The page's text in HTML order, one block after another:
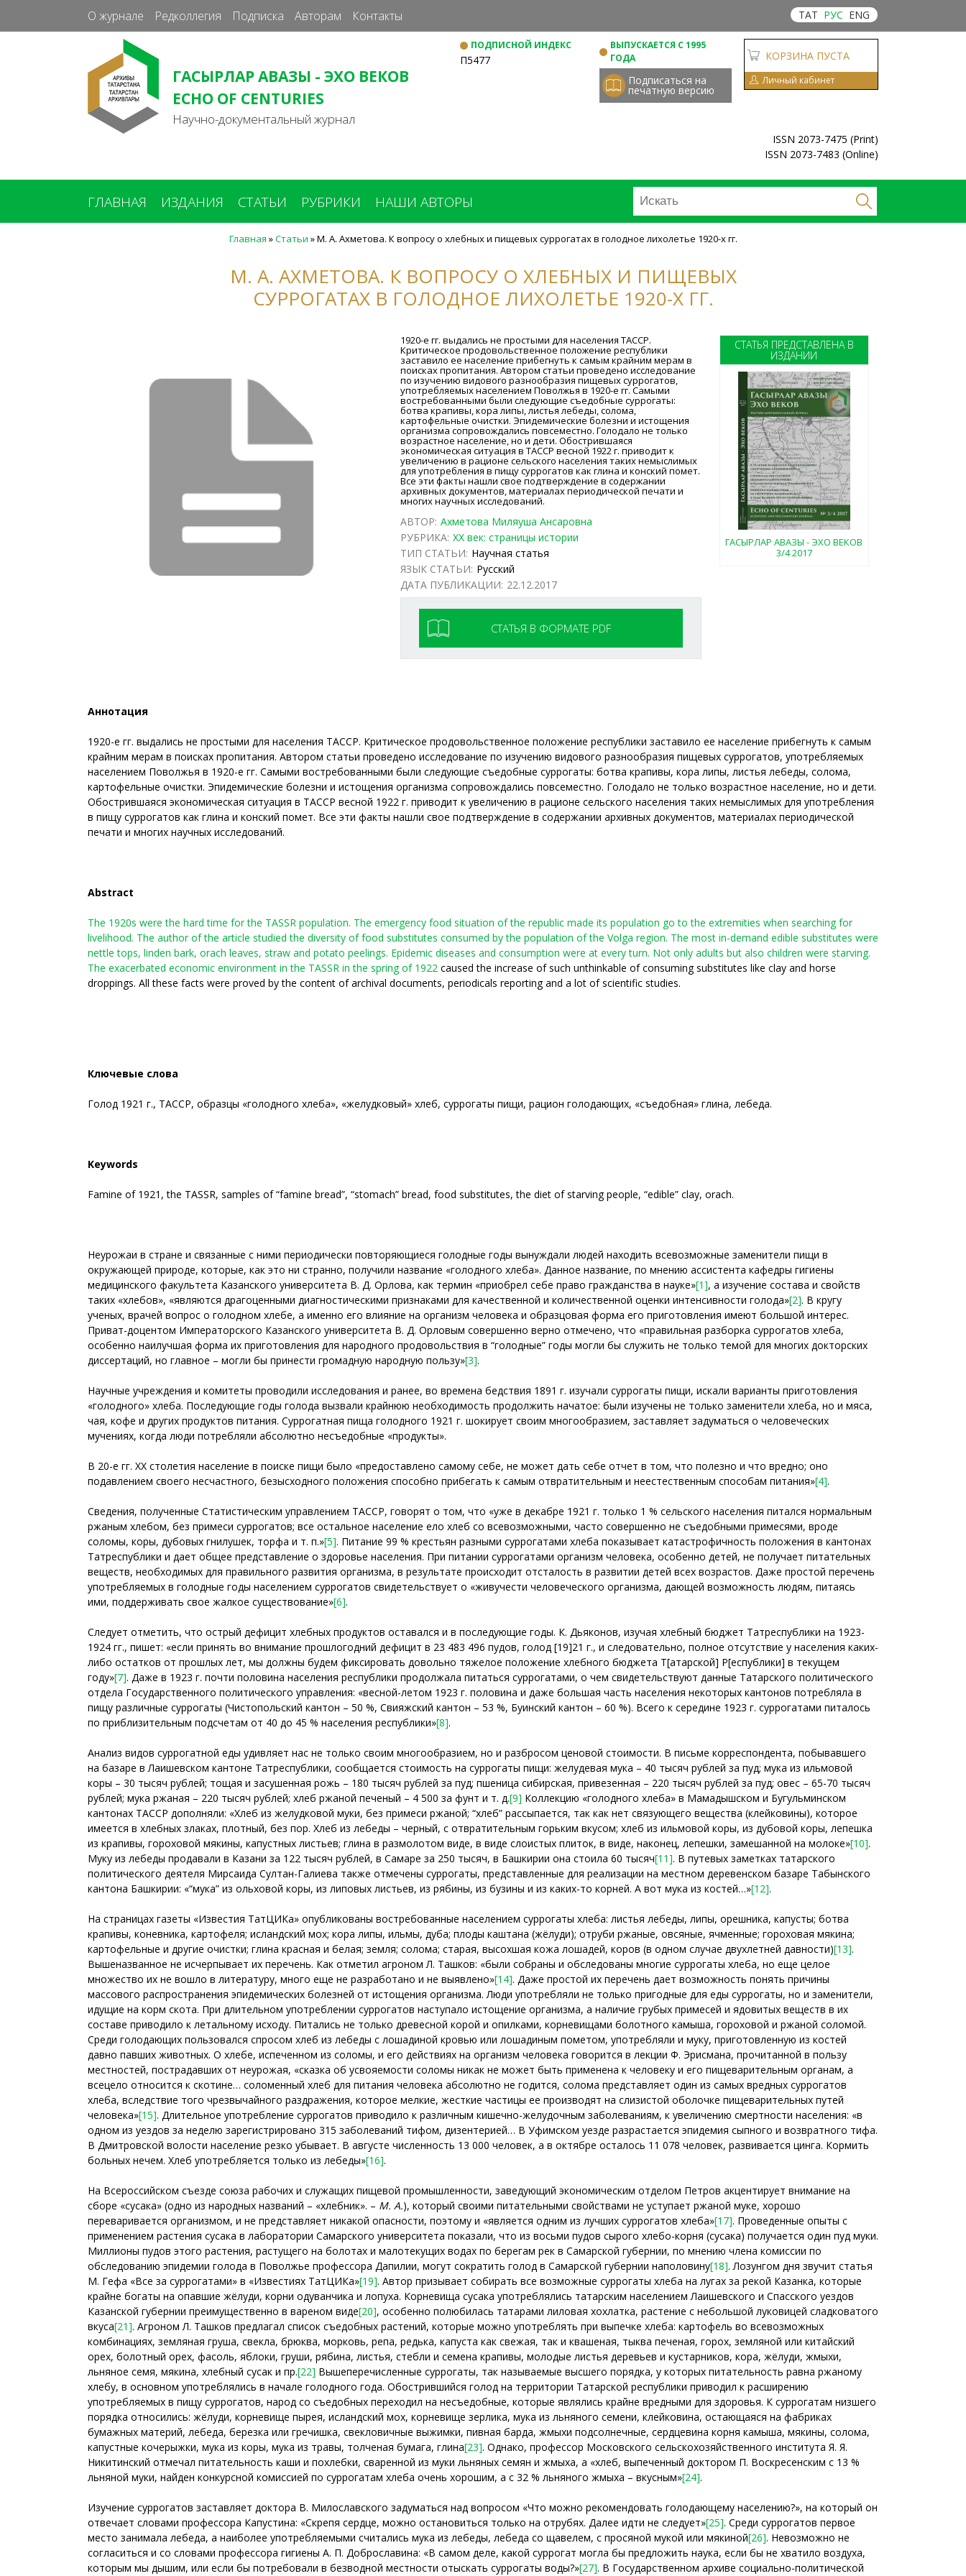
к
основному
О журнале Редколлегия Подписка Авторам Контакты ТАТ РУС ENG
ГАСЫРЛАР АВАЗЫ - ЭХО ВЕКОВ
ECHO OF CENTURIES
Научно-документальный журнал
ПОДПИСНОЙ ИНДЕКС
П5477
ВЫПУСКАЕТСЯ С 1995
ГОДА
Подписаться на
печатную версию
КОРЗИНА ПУСТА
Личный кабинет
ISSN 2073-7475 (Print)
ISSN 2073-7483 (Online)
ГЛАВНАЯ ИЗДАНИЯ СТАТЬИ РУБРИКИ НАШИ АВТОРЫ
Главная »Статьи »М. А. Ахметова. К вопросу о хлебных и пищевых суррогатах в голодное лихолетье 1920-х гг.
М. А. АХМЕТОВА. К ВОПРОСУ О ХЛЕБНЫХ И ПИЩЕВЫХ
СУРРОГАТАХ В ГОЛОДНОЕ ЛИХОЛЕТЬЕ 1920-Х ГГ.
1920-е гг. выдались не простыми для населения ТАССР.
Критическое продовольственное положение республики
заставило ее население прибегнуть к самым крайним мерам в
поисках пропитания. Автором статьи проведено исследование
по изучению видового разнообразия пищевых суррогатов,
употребляемых населением Поволжья в 1920-е гг. Самыми
востребованными были следующие съедобные суррогаты:
ботва крапивы, кора липы, листья лебеды, солома,
картофельные очистки. Эпидемические болезни и истощения
организма сопровождались повсеместно. Голодало не только
возрастное население, но и дети. Обострившаяся
экономическая ситуация в ТАССР весной 1922 г. приводит к
увеличению в рационе сельского населения таких немыслимых
для употребления в пищу суррогатов как глина и конский помет.
Все эти факты нашли свое подтверждение в содержании
архивных документов, материалах периодической печати и
многих научных исследований.
АВТОР: Ахметова Миляуша Ансаровна
РУБРИКА: ХХ век: страницы истории
ТИП СТАТЬИ: Научная статья
ЯЗЫК СТАТЬИ: Русский
ДАТА ПУБЛИКАЦИИ: 22.12.2017
СТАТЬЯ В ФОРМАТЕ PDF
СТАТЬЯ ПРЕДСТАВЛЕНА В
ИЗДАНИИ
ГАСЫРЛАР АВАЗЫ - ЭХО ВЕКОВ
3/4 2017
Аннотация
1920-е гг. выдались не простыми для населения ТАССР. Критическое продовольственное положение республики заставило ее население прибегнуть к самым
крайним мерам в поисках пропитания. Автором статьи проведено исследование по изучению видового разнообразия пищевых суррогатов, употребляемых
населением Поволжья в 1920-е гг. Самыми востребованными были следующие съедобные суррогаты: ботва крапивы, кора липы, листья лебеды, солома,
картофельные очистки. Эпидемические болезни и истощения организма сопровождались повсеместно. Голодало не только возрастное население, но и дети.
Обострившаяся экономическая ситуация в ТАССР весной 1922 г. приводит к увеличению в рационе сельского населения таких немыслимых для употребления
в пищу суррогатов как глина и конский помет. Все эти факты нашли свое подтверждение в содержании архивных документов, материалах периодической
печати и многих научных исследований.
Abstract
The 1920s were the hard time for the TASSR population. The emergency food situation of the republic made its population go to the extremities when searching for
livelihood. The author of the article studied the diversity of food substitutes consumed by the population of the Volga region. The most in-demand edible substitutes were
nettle tops, linden bark, orach leaves, straw and potato peelings. Epidemic diseases and consumption were at every turn. Not only adults but also children were starving.
The exacerbated economic environment in the TASSR in the spring of 1922 caused the increase of such unthinkable of consuming substitutes like clay and horse
droppings. All these facts were proved by the content of archival documents, periodicals reporting and a lot of scientific studies.
Ключевые слова
Голод 1921 г., ТАССР, образцы «голодного хлеба», «желудковый» хлеб, суррогаты пищи, рацион голодающих, «съедобная» глина, лебеда.
Keywords
Famine of 1921, the TASSR, samples of “famine bread”, “stomach” bread, food substitutes, the diet of starving people, “edible” clay, orach.
Неурожаи в стране и связанные с ними периодически повторяющиеся голодные годы вынуждали людей находить всевозможные заменители пищи в
окружающей природе, которые, как это ни странно, получили название «голодного хлеба». Данное название, по мнению ассистента кафедры гигиены
медицинского факультета Казанского университета В. Д. Орлова, как термин «приобрел себе право гражданства в науке»[1], а изучение состава и свойств
таких «хлебов», «являются драгоценными диагностическими признаками для качественной и количественной оценки интенсивности голода»[2]. В кругу
ученых, врачей вопрос о голодном хлебе, а именно его влияние на организм человека и образцовая форма его приготовления имеют большой интерес.
Приват-доцентом Императорского Казанского университета В. Д. Орловым совершенно верно отмечено, что «правильная разборка суррогатов хлеба,
особенно наилучшая форма их приготовления для народного продовольствия в “голодные” годы могли бы служить не только темой для многих докторских
диссертаций, но главное – могли бы принести громадную народную пользу»[3].
Научные учреждения и комитеты проводили исследования и ранее, во времена бедствия 1891 г. изучали суррогаты пищи, искали варианты приготовления
«голодного» хлеба. Последующие годы голода вызвали крайнюю необходимость продолжить начатое: были изучены не только заменители хлеба, но и мяса,
чая, кофе и других продуктов питания. Суррогатная пища голодного 1921 г. шокирует своим многообразием, заставляет задуматься о человеческих
мучениях, когда люди потребляли абсолютно несъедобные «продукты».
В 20-е гг. ХХ столетия население в поиске пищи было «предоставлено самому себе, не может дать себе отчет в том, что полезно и что вредно; оно
подавлением своего несчастного, безысходного положения способно прибегать к самым отвратительным и неестественным способам питания»[4].
Сведения, полученные Статистическим управлением ТАССР, говорят о том, что «уже в декабре 1921 г. только 1 % сельского населения питался нормальным
ржаным хлебом, без примеси суррогатов; все остальное население ело хлеб со всевозможными, часто совершенно не съедобными примесями, вроде
соломы, коры, дубовых гнилушек, торфа и т. п.»[5]. Питание 99 % крестьян разными суррогатами хлеба показывает катастрофичность положения в кантонах
Татреспублики и дает общее представление о здоровье населения. При питании суррогатами организм человека, особенно детей, не получает питательных
веществ, необходимых для правильного развития организма, в результате происходит отсталость в развитии детей всех возрастов. Даже простой перечень
употребляемых в голодные годы населением суррогатов свидетельствует о «живучести человеческого организма, дающей возможность людям, питаясь
ими, поддерживать свое жалкое существование»[6].
Следует отметить, что острый дефицит хлебных продуктов оставался и в последующие годы. К. Дьяконов, изучая хлебный бюджет Татреспублики на 1923-
1924 гг., пишет: «если принять во внимание прошлогодний дефицит в 23 483 496 пудов, голод [19]21 г., и следовательно, полное отсутствие у населения каких-
либо остатков от прошлых лет, мы должны будем фиксировать довольно тяжелое положение хлебного бюджета Т[атарской] Р[еспублики] в текущем
году»[7]. Даже в 1923 г. почти половина населения республики продолжала питаться суррогатами, о чем свидетельствуют данные Татарского политического
отдела Государственного политического управления: «весной-летом 1923 г. половина и даже большая часть населения некоторых кантонов потребляла в
пищу различные суррогаты (Чистопольский кантон – 50 %, Свияжский кантон – 53 %, Буинский кантон – 60 %). Всего к середине 1923 г. суррогатами питалось
по приблизительным подсчетам от 40 до 45 % населения республики»[8].
Анализ видов суррогатной еды удивляет нас не только своим многообразием, но и разбросом ценовой стоимости. В письме корреспондента, побывавшего
на базаре в Лаишевском кантоне Татреспублики, сообщается стоимость на суррогаты пищи: желудевая мука – 40 тысяч рублей за пуд; мука из ильмовой
коры – 30 тысяч рублей; тощая и засушенная рожь – 180 тысяч рублей за пуд; пшеница сибирская, привезенная – 220 тысяч рублей за пуд; овес – 65-70 тысяч
рублей; мука ржаная – 220 тысяч рублей; хлеб ржаной печеный – 4 500 за фунт и т. д.[9] Коллекцию «голодного хлеба» в Мамадышском и Бугульминском
кантонах ТАССР дополняли: «Хлеб из желудковой муки, без примеси ржаной; “хлеб” рассыпается, так как нет связующего вещества (клейковины), которое
имеется в хлебных злаках, плотный, без пор. Хлеб из лебеды – черный, с отвратительным горьким вкусом; хлеб из ильмовой коры, из дубовой коры, лепешка
из крапивы, гороховой мякины, капустных листьев; глина в размолотом виде, в виде слоистых плиток, в виде, наконец, лепешки, замешанной на молоке»[10].
Муку из лебеды продавали в Казани за 122 тысяч рублей, в Самаре за 250 тысяч, в Башкирии она стоила 60 тысяч[11]. В путевых заметках татарского
политического деятеля Мирсаида Султан-Галиева также отмечены суррогаты, представленные для реализации на местном деревенском базаре Табынского
кантона Башкирии: «“мука” из ольховой коры, из липовых листьев, из рябины, из бузины и из каких-то корней. А вот мука из костей…»[12].
На страницах газеты «Известия ТатЦИКа» опубликованы востребованные населением суррогаты хлеба: листья лебеды, липы, орешника, капусты; ботва
крапивы, коневника, картофеля; исландский мох; кора липы, ильмы, дуба; плоды каштана (жёлуди); отруби ржаные, овсяные, ячменные; гороховая мякина;
картофельные и другие очистки; глина красная и белая; земля; солома; старая, высохшая кожа лошадей, коров (в одном случае двухлетней давности)[13].
Вышеназванное не исчерпывает их перечень. Как отметил агроном Л. Ташков: «были собраны и обследованы многие суррогаты хлеба, но еще целое
множество их не вошло в литературу, много еще не разработано и не выявлено»[14]. Даже простой их перечень дает возможность понять причины
массового распространения эпидемических болезней от истощения организма. Люди употребляли не только пригодные для еды суррогаты, но и заменители,
идущие на корм скота. При длительном употреблении суррогатов наступало истощение организма, а наличие грубых примесей и ядовитых веществ в их
составе приводило к летальному исходу. Питались не только древесной корой и опилками, корневищами болотного камыша, гороховой и ржаной соломой.
Среди голодающих пользовался спросом хлеб из лебеды с лошадиной кровью или лошадиным пометом, употребляли и муку, приготовленную из костей
давно павших животных. О хлебе, испеченном из соломы, и его действиях на организм человека говорится в лекции Ф. Эрисмана, прочитанной в пользу
местностей, пострадавших от неурожая, «сказка об усвояемости соломы никак не может быть применена к человеку и его пищеварительным органам, а
всецело относится к скотине… соломенный хлеб для питания человека абсолютно не годится, солома представляет один из самых вредных суррогатов
хлеба, вследствие того чрезвычайного раздражения, которое мелкие, жесткие частицы ее производят на слизистой оболочке пищеварительных путей
человека»[15]. Длительное употребление суррогатов приводило к различным кишечно-желудочным заболеваниям, к увеличению смертности населения: «в
одном из уездов за неделю зарегистрировано 315 заболеваний тифом, дизентерией… В Уфимском уезде разрастается эпидемия сыпного и возвратного тифа.
В Дмитровской волости население резко убывает. В августе численность 13 000 человек, а в октябре осталось 11 078 человек, развивается цинга. Кормить
больных нечем. Хлеб употребляется только из лебеды»[16].
На Всероссийском съезде союза рабочих и служащих пищевой промышленности, заведующий экономическим отделом Петров акцентирует внимание на
сборе «сусака» (одно из народных названий – «хлебник». – М. А.), который своими питательными свойствами не уступает ржаной муке, хорошо
переваривается организмом, и не представляет никакой опасности, поэтому и «является одним из лучших суррогатов хлеба»[17]. Проведенные опыты с
применением растения сусака в лаборатории Самарского университета показали, что из восьми пудов сырого хлебо-корня (сусака) получается один пуд муки.
Миллионы пудов этого растения, растущего на болотах и малотекущих водах по берегам рек в Самарской губернии, по мнению члена комиссии по
обследованию эпидемии голода в Поволжье профессора Дапилии, могут сократить голод в Самарской губернии наполовину[18]. Лозунгом дня звучит статья
М. Гефа «Все за суррогатами» в «Известиях ТатЦИКа»[19]. Автор призывает собирать все возможные суррогаты хлеба на лугах за рекой Казанка, которые
крайне богаты на опавшие жёлуди, корни одуванчика и лопуха. Корневища сусака употреблялись татарским населением Лаишевского и Спасского уездов
Казанской губернии преимущественно в вареном виде[20], особенно полюбилась татарами лиловая хохлатка, растение с небольшой луковицей сладковатого
вкуса[21]. Агроном Л. Ташков предлагал список съедобных растений, которые можно употреблять при выпечке хлеба: картофель во всевозможных
комбинациях, земляная груша, свекла, брюква, морковь, репа, редька, капуста как свежая, так и квашеная, тыква печеная, горох, земляной или китайский
орех, болотный орех, фасоль, яблоки, груши, рябина, листья, стебли и семена крапивы, молодые листья деревьев и кустарников, кора, жёлуди, жмыхи,
льняное семя, мякина, хлебный сусак и пр.[22] Вышеперечисленные суррогаты, так называемые высшего порядка, у которых питательность равна ржаному
хлебу, в основном употреблялись в начале голодного года. Обострившийся голод на территории Татарской республики приводил к расширению
употребляемых в пищу суррогатов, народ со съедобных переходил на несъедобные, которые являлись крайне вредными для здоровья. К суррогатам низшего
порядка относились: жёлуди, корневище пырея, исландский мох, корневище зерлика, мука из льняного семени, клейковина, остающаяся на фабриках
бумажных материй, лебеда, березка или гречишка, свекловичные выжимки, пивная барда, жмыхи подсолнечные, сердцевина корня камыша, мякины, солома,
капустные кочерыжки, мука из коры, мука из травы, толченая бумага, глина[23]. Однако, профессор Московского сельскохозяйственного института Я. Я.
Никитинский отмечал питательность каши и похлебки, сваренной из муки льняных семян и жмыха, а «хлеб, выпеченный доктором П. Воскресенским с 13 %
льняной муки, найден конкурсной комиссией по суррогатам хлеба очень хорошим, а с 32 % льняного жмыха – вкусным»[24].
Изучение суррогатов заставляет доктора В. Милославского задуматься над вопросом «Что можно рекомендовать голодающему населению?», на который он
отвечает словами профессора Капустина: «Скрепя сердце, можно остановиться только на отрубях. Далее идти не следует»[25]. Среди суррогатов первое
место занимала лебеда, а наиболее употребляемыми считались мука из лебеды, лебеда со щавелем, с просяной мукой или мякиной[26]. Невозможно не
согласиться и со словами профессора гигиены А. П. Доброславина: «В самом деле, какой суррогат могла бы предложить наука, если бы не хватило воздуха,
которым мы дышим, или если бы потребовали в безводной местности отыскать суррогаты воды?»[27]. В Государственном архиве социально-политической